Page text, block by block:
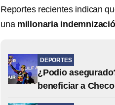
Reportes recientes indican
una millonaria
DEPORTES
¿Podio
beneficiar a